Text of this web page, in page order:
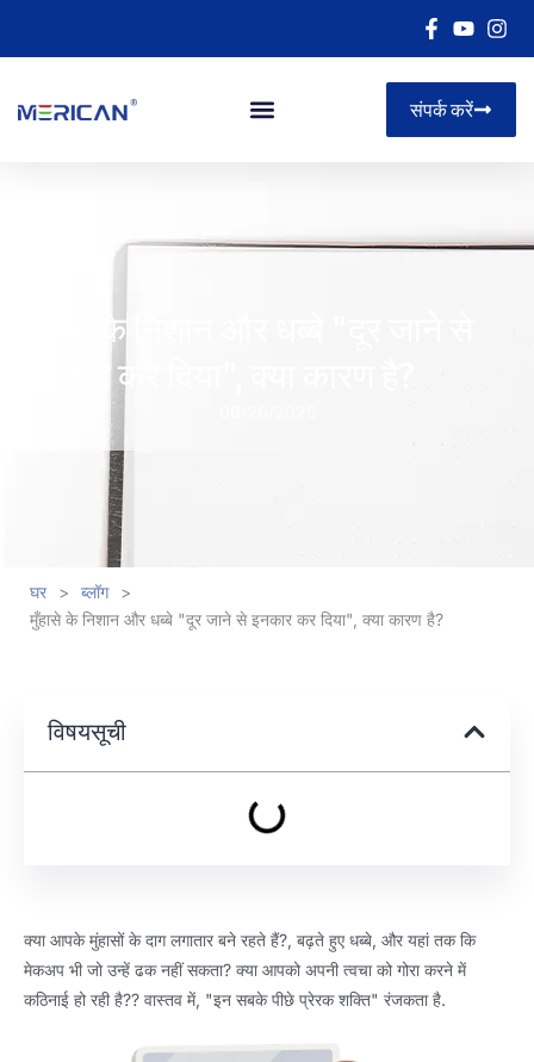
संपर्क करें
मुँहासे के निशान और धब्बे "दूर जाने से
इनकार कर दिया", क्या कारण है?
घर > ब्लॉग
>
मुँहासे के निशान और धब्बे "दूर जाने से इनकार कर दिया", क्या कारण है?
विषयसूची
क्या आपके मुंहासों के दाग लगातार बने रहते हैं?, बढ़ते हुए धब्बे, और यहां तक ​​कि
मेकअप भी जो उन्हें ढक नहीं सकता? क्या आपको अपनी त्वचा को गोरा करने में
कठिनाई हो रही है?? वास्तव में, "इन सबके पीछे प्रेरक शक्ति" रंजकता है.